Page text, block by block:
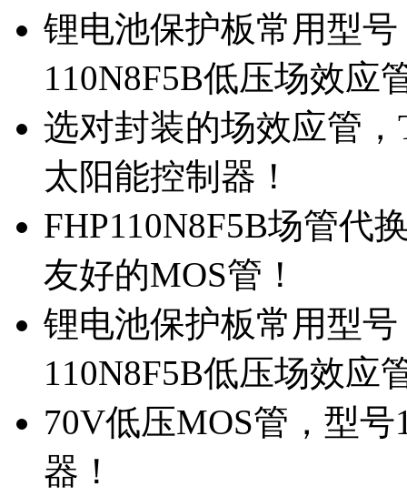
锂电池保护板常用型
110N8F5B低压场效应
选对封装的场效应管
太阳能控制器！
FHP110N8F5B场管代
友好的MOS管！
锂电池保护板常用型
110N8F5B低压场效应
70V低压MOS管，型
器！